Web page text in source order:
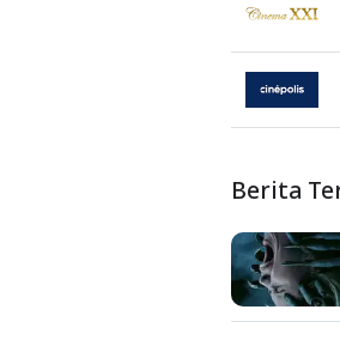
Berita